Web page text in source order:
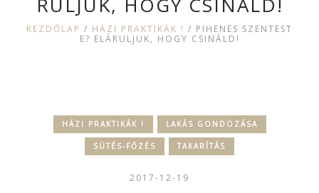
KEZDŐLAP / HÁZI PRAKTIKÁK ! / PIHENÉS SZENTEST
E? ELÁRULJUK, HOGY CSINÁLD!
HÁZI PRAKTIKÁK ! LAKÁS GONDOZÁSA
SÜTÉS-FŐZÉS TAKARÍTÁS
2017-12-19